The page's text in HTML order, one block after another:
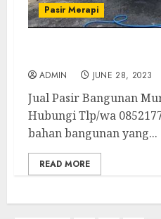
Pasir Merapi
ADMIN JUNE 28, 2023
Jual Pasir Bangunan
Hubungi Tlp/wa
bahan bangunan yang...
READ MORE